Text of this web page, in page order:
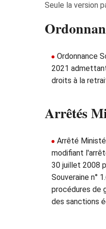
Seule la version
Ordonnance
2021
droits à la
Arrêtés
Arrêté
modifiant
30 juillet 2008
Souveraine n°
procédures de
des sanctions